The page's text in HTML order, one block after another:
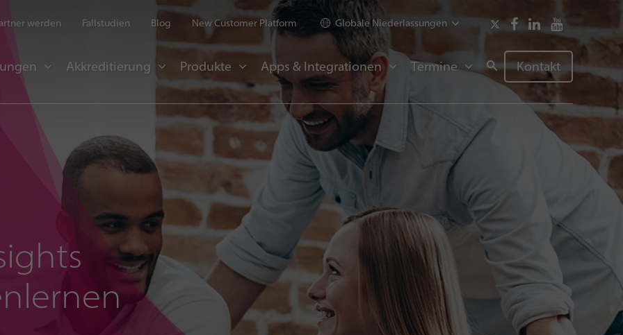
werden Fallstudien Blog New Customer Platform Globale Niederlassungen
Akkreditierung Produkte Apps & Integrationen Termine Kontakt